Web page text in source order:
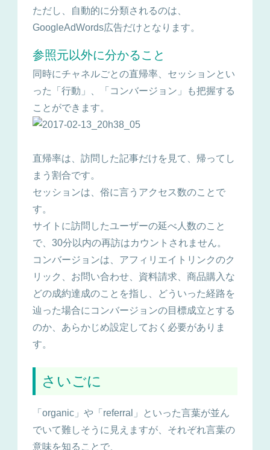
ただし、自動的に分類されるのは、
GoogleAdWords広告だけとなります。
参照元以外に分かること
同時にチャネルごとの直帰率、セッションとい
った「行動」、「コンバージョン」も把握する
ことができます。
直帰率は、訪問した記事だけを見て、帰ってし
まう割合です。
セッションは、俗に言うアクセス数のことで
す。
サイトに訪問したユーザーの延べ人数のこと
で、30分以内の再訪はカウントされません。
コンバージョンは、アフィリエイトリンクのク
リック、お問い合わせ、資料請求、商品購入な
どの成約達成のことを指し、どういった経路を
辿った場合にコンバージョンの目標成立とする
のか、あらかじめ設定しておく必要がありま
す。
さいごに
「organic」や「referral」といった言葉が並ん
でいて難しそうに見えますが、それぞれ言葉の
意味を知ることで、